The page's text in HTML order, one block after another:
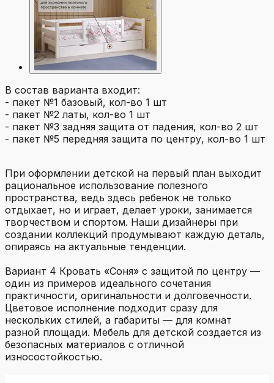
В состав варианта входит:
- пакет №1 базовый, кол-во 1 шт
- пакет №2 латы, кол-во 1 шт
- пакет №3 задняя защита от падения, кол-во 2 шт
- пакет №5 передняя защита по центру, кол-во 1 шт
При оформлении детской на первый план выходит
рациональное использование полезного
пространства, ведь здесь ребенок не только
отдыхает, но и играет, делает уроки, занимается
творчеством и спортом. Наши дизайнеры при
создании коллекций продумывают каждую деталь,
опираясь на актуальные тенденции.
Вариант 4 Кровать «Соня» с защитой по центру —
один из примеров идеального сочетания
практичности, оригинальности и долговечности.
Цветовое исполнение подходит сразу для
нескольких стилей, а габариты — для комнат
разной площади. Мебель для детской создается из
безопасных материалов с отличной
износостойкостью.